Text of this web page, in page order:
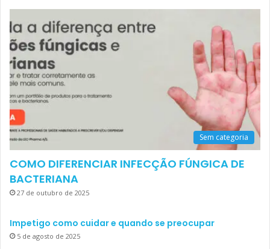
Sem categoria
COMO DIFERENCIAR INFECÇÃO FÚNGICA DE
BACTERIANA
27 de outubro de 2025
Impetigo como cuidar e quando se preocupar
5 de agosto de 2025